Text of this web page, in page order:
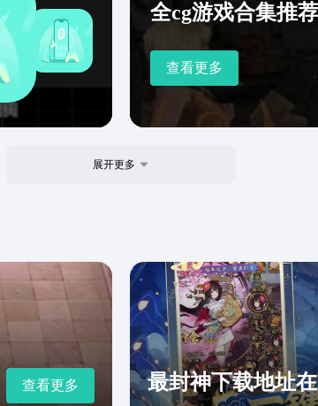
全cg游戏合集推
查看更多
展开更多
查看更多 最封神下载地址